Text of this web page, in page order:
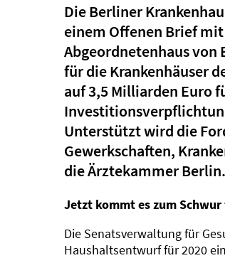
Die Berliner
einem Offenen Brief
Abgeordnetenhaus von
für die Krankenhäuser
auf 3,5 Milliarden Euro
Unterstützt wird die
Gewerkschaften,
die Ärztekammer Berlin.
Jetzt kommt es zum
Die Senatsverwaltung für
Haushaltsentwurf für 2020